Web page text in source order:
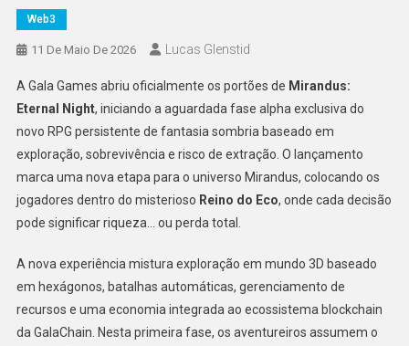
Web3
11 De Maio De 2026 Lucas Glenstid
A Gala Games abriu oficialmente os portões de Mirandus:
Eternal Night, iniciando a aguardada fase alpha exclusiva do
novo RPG persistente de fantasia sombria baseado em
exploração, sobrevivência e risco de extração. O lançamento
marca uma nova etapa para o universo Mirandus, colocando os
jogadores dentro do misterioso Reino do Eco, onde cada decisão
pode significar riqueza… ou perda total.
A nova experiência mistura exploração em mundo 3D baseado
em hexágonos, batalhas automáticas, gerenciamento de
recursos e uma economia integrada ao ecossistema blockchain
da GalaChain. Nesta primeira fase, os aventureiros assumem o